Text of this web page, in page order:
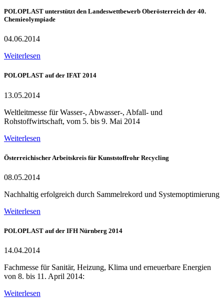
POLOPLAST unterstützt den Landeswettbewerb Oberösterreich der 40.
Chemieolympiade
04.06.2014
Weiterlesen
POLOPLAST auf der IFAT 2014
13.05.2014
Weltleitmesse für Wasser-, Abwasser-, Abfall- und
Rohstoffwirtschaft, vom 5. bis 9. Mai 2014
Weiterlesen
Österreichischer Arbeitskreis für Kunststoffrohr Recycling
08.05.2014
Nachhaltig erfolgreich durch Sammelrekord und Systemoptimierung
Weiterlesen
POLOPLAST auf der IFH Nürnberg 2014
14.04.2014
Fachmesse für Sanitär, Heizung, Klima und erneuerbare Energien
von 8. bis 11. April 2014:
Weiterlesen